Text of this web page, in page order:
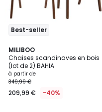
Best-seller
MILIBOO
Chaises scandinaves en bois
(lot de 2) BAHIA
à partir de
349,99 €
209,99 € -40%
5
/
5
2
Couleurs